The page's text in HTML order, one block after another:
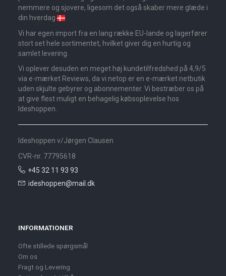
nemmere og sjovere, ligesom det også skaber mere glæde i
din hverdag
Vi har egen import fra en lang række EU-lande og lagerfører
stort set hele sortimentet, hvilket giver dig en hurtig og
samlet levering.
Vi oplever desuden en meget høj kundetilfredshed på 4,9/5
via e-mærket Reviews, da vi netop er en e-mærket netbutik
uden skjulte gebyrer og abonnementer. Vi bestræber os på
at give flest muligt en behagelig købsoplevelse hos
Ideshoppen.
Ideshoppen v/Jørgen Clausen
CVR-nr. 77795618
+45 32 11 93 93
ideshoppen@mail.dk
INFORMATIONER
Ofte stillede spørgsmål
Om os
Fragt og Levering